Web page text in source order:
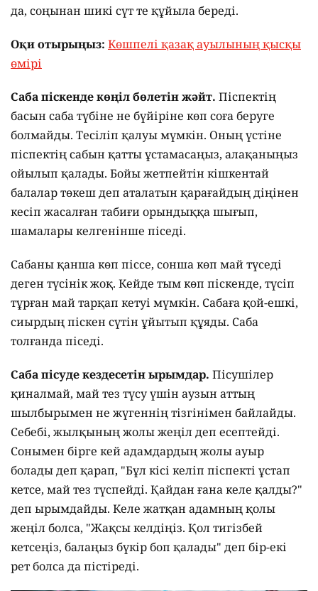
да, соңынан шикі сүт те құйыла береді.
Оқи отырыңыз: Көшпелі қазақ ауылының қысқы
өмірі
Саба піскенде көңіл бөлетін жәйт. Піспектің
басын саба түбіне не бүйіріне көп соға беруге
болмайды. Тесіліп қалуы мүмкін. Оның үстіне
піспектің сабын қатты ұстамасаңыз, алақаныңыз
ойылып қалады. Бойы жетпейтін кішкентай
балалар төкеш деп аталатын қарағайдың діңінен
кесіп жасалған табиғи орындыққа шығып,
шамалары келгенінше піседі.
Сабаны қанша көп піссе, сонша көп май түседі
деген түсінік жоқ. Кейде тым көп піскенде, түсіп
тұрған май тарқап кетуі мүмкін. Сабаға қой-ешкі,
сиырдың піскен сүтін ұйытып құяды. Саба
толғанда піседі.
Саба пісуде кездесетін ырымдар. Пісушілер
қиналмай, май тез түсу үшін аузын аттың
шылбырымен не жүгеннің тізгінімен байлайды.
Себебі, жылқының жолы жеңіл деп есептейді.
Сонымен бірге кей адамдардың жолы ауыр
болады деп қарап, "Бұл кісі келіп піспекті ұстап
кетсе, май тез түспейді. Қайдан ғана келе қалды?"
деп ырымдайды. Келе жатқан адамның қолы
жеңіл болса, "Жақсы келдіңіз. Қол тигізбей
кетсеңіз, балаңыз бүкір боп қалады" деп бір-екі
рет болса да пістіреді.